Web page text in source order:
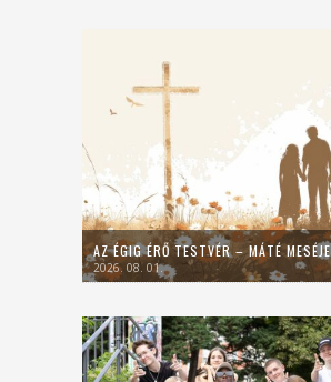
AZ ÉGIG ÉRŐ TESTVÉR – MÁTÉ MESÉJE
2026. 08. 01.